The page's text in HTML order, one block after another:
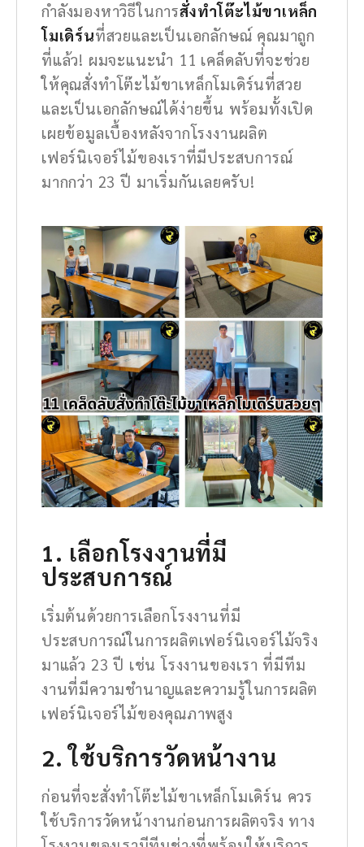
กำลังมองหาวิธีในการสั่งทำโต๊ะไม้ขาเหล็ก
โมเดิร์นที่สวยและเป็นเอกลักษณ์ คุณมาถูก
ที่แล้ว! ผมจะแนะนำ 11 เคล็ดลับที่จะช่วย
ให้คุณสั่งทำโต๊ะไม้ขาเหล็กโมเดิร์นที่สวย
และเป็นเอกลักษณ์ได้ง่ายขึ้น พร้อมทั้งเปิด
เผยข้อมูลเบื้องหลังจากโรงงานผลิต
เฟอร์นิเจอร์ไม้ของเราที่มีประสบการณ์
มากกว่า 23 ปี มาเริ่มกันเลยครับ!
1. เลือกโรงงานที่มี
ประสบการณ์
เริ่มต้นด้วยการเลือกโรงงานที่มี
ประสบการณ์ในการผลิตเฟอร์นิเจอร์ไม้จริง
มาแล้ว 23 ปี เช่น โรงงานของเรา ที่มีทีม
งานที่มีความชำนาญและความรู้ในการผลิต
เฟอร์นิเจอร์ไม้ของคุณภาพสูง
2. ใช้บริการวัดหน้างาน
ก่อนที่จะสั่งทำโต๊ะไม้ขาเหล็กโมเดิร์น ควร
ใช้บริการวัดหน้างานก่อนการผลิตจริง ทาง